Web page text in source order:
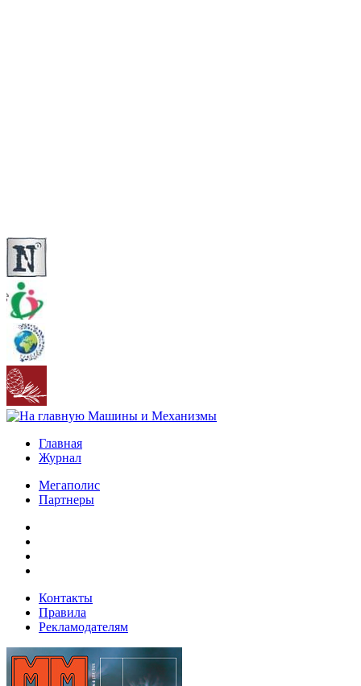
Главная
Журнал
Мегаполис
Партнеры
Контакты
Правила
Рекламодателям